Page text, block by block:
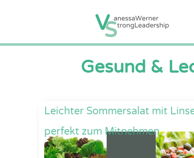
Gesund &
Leichter Sommersalat mit
perfekt zum Mitnehmen